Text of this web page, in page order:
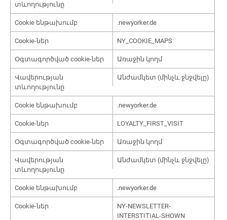
տևողությունը
Cookie ենթախումբ .newyorker.de
Cookie-ներ NY_COOKIE_MAPS
Օգտագործված cookie-ներ Առաջին կողմ
Վավերության
տևողությունը
Անժամկետ (մինչև ջնջվելը)
Cookie ենթախումբ .newyorker.de
Cookie-ներ LOYALTY_FIRST_VISIT
Օգտագործված cookie-ներ Առաջին կողմ
Վավերության
տևողությունը
Անժամկետ (մինչև ջնջվելը)
Cookie ենթախումբ .newyorker.de
Cookie-ներ
NY-NEWSLETTER-
INTERSTITIAL-SHOWN